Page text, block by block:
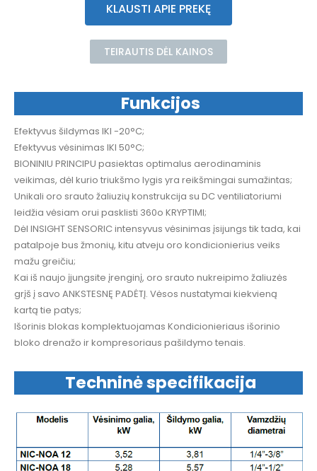
KLAUSTI APIE PREKĘ
TEIRAUTIS DĖL KAINOS
Funkcijos
Efektyvus šildymas IKI -20°C;
Efektyvus vėsinimas IKI 50°C;
BIONINIU PRINCIPU pasiektas optimalus aerodinaminis
veikimas, dėl kurio triukšmo lygis yra reikšmingai sumažintas;
Unikali oro srauto žaliuzių konstrukcija su DC ventiliatoriumi
leidžia vėsiam orui pasklisti 360o KRYPTIMI;
Dėl INSIGHT SENSORIC intensyvus vėsinimas įsijungs tik tada, kai
patalpoje bus žmonių, kitu atveju oro kondicionierius veiks
mažu greičiu;
Kai iš naujo įjungsite įrenginį, oro srauto nukreipimo žaliuzės
grįš į savo ANKSTESNĘ PADĖTĮ. Vėsos nustatymai kiekvieną
kartą tie patys;
Išorinis blokas komplektuojamas Kondicionieriaus išorinio
bloko drenažo ir kompresoriaus pašildymo tenais.
Techninė specifikacija